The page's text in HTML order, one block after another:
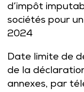
d’impôt
sociétés pour
2024
Date limite de
de la
annexes, par